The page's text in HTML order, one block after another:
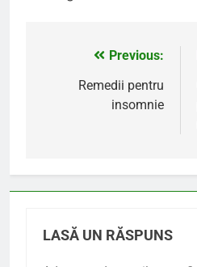
NavigarePrevious:
Remedii pentru
insomnie
LASĂ UN RĂSPUNS